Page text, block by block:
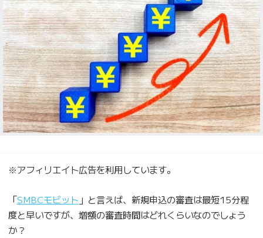
※アフィリエイト広告を利用しています。
「SMBCモビット 」と言えば、新規申込の審査は最短15分程
度と早いですが、増額の審査時間はどれくらいなのでしょう
か？